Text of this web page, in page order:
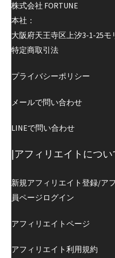
株式会社 FORTUNE
本社：
大阪府天王寺区上汐3-1-25モ
特定商取引法
プライバシーポリシー
メールで問い合わせ
LINEで問い合わせ
|アフィリエイトについ
新規アフィリエイト登録/ア
員ページログイン
アフィリエイトページ
アフィリエイト利用規約